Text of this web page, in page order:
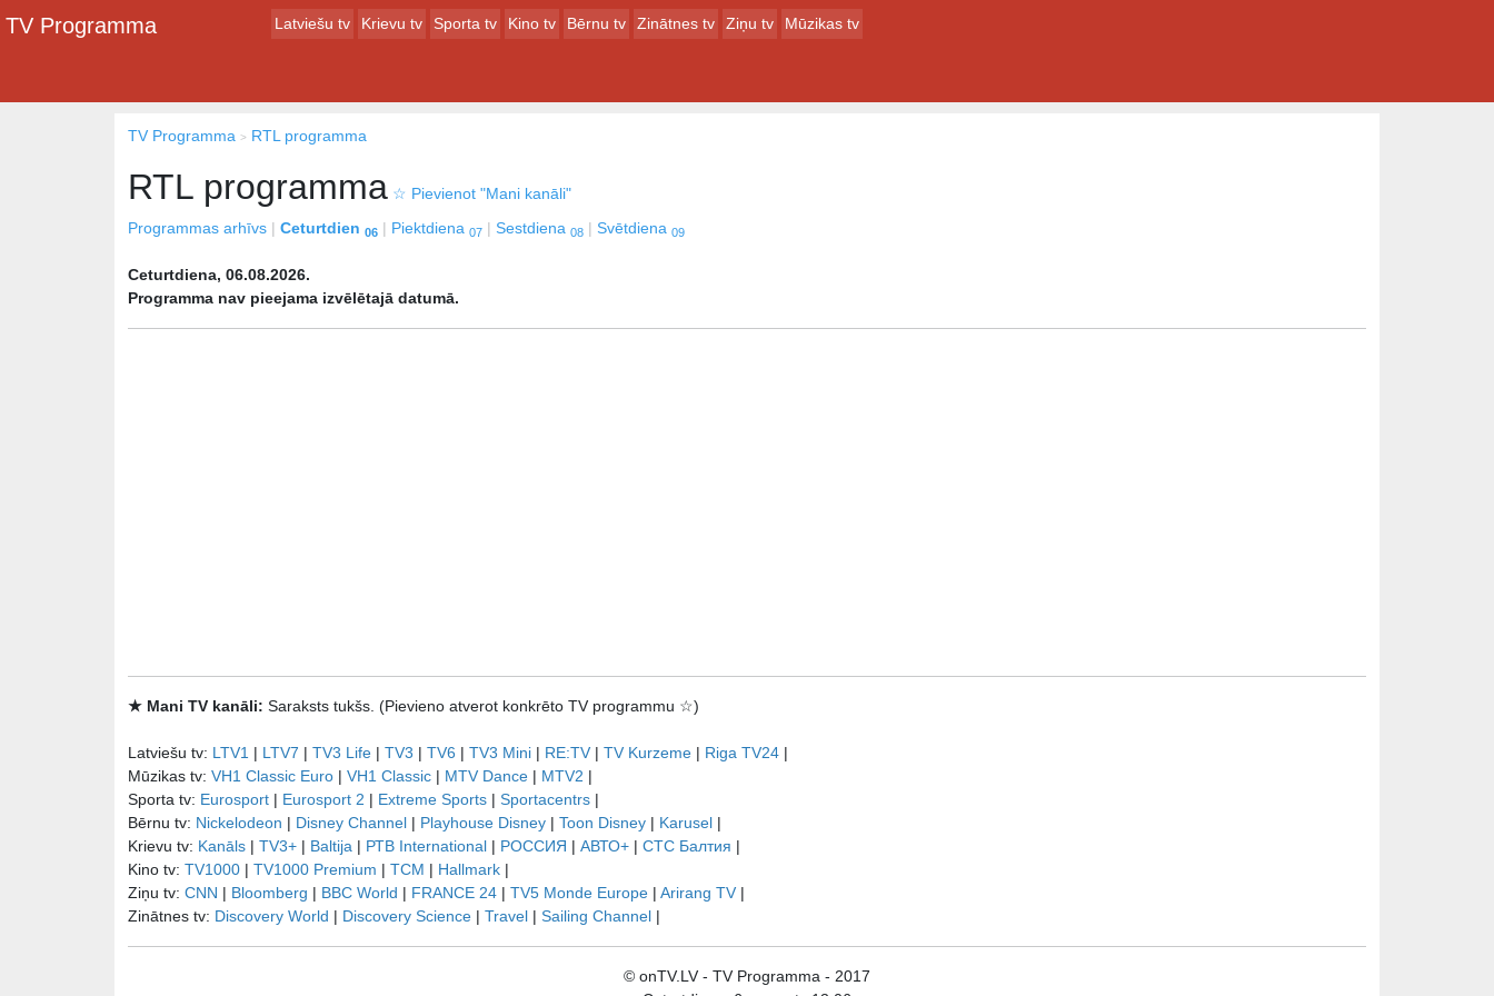
TV Programma Latviešu tv Krievu tv Sporta tv Kino tv Bērnu tv Zinātnes tv Ziņu tv Mūzikas tv
TV Programma RTL programma
RTL programma ☆ Pievienot "Mani kanāli"
Programmas arhīvs
Ceturtdien 06 Piektdiena 07 Sestdiena 08 Svētdiena 09
Ceturtdiena, 06.08.2026.
Programma nav pieejama izvēlētajā datumā.
★ Mani TV kanāli: Saraksts tukšs. (Pievieno atverot konkrēto TV programmu ☆)
Latviešu tv: LTV1 | LTV7 | TV3 Life | TV3 | TV6 | TV3 Mini | RE:TV | TV Kurzeme | Riga TV24 |
Mūzikas tv: VH1 Classic Euro | VH1 Classic | MTV Dance | MTV2 |
Sporta tv: Eurosport | Eurosport 2 | Extreme Sports | Sportacentrs |
Bērnu tv: Nickelodeon | Disney Channel | Playhouse Disney | Toon Disney | Karusel |
Krievu tv: Kanāls | TV3+ | Baltija | РТB International | РОССИЯ | АВТО+ | СТС Балтия |
Kino tv: TV1000 | TV1000 Premium | TCM | Hallmark |
Ziņu tv: CNN | Bloomberg | BBC World | FRANCE 24 | TV5 Monde Europe | Arirang TV |
Zinātnes tv: Discovery World | Discovery Science | Travel | Sailing Channel |
© onTV.LV - TV Programma - 2017